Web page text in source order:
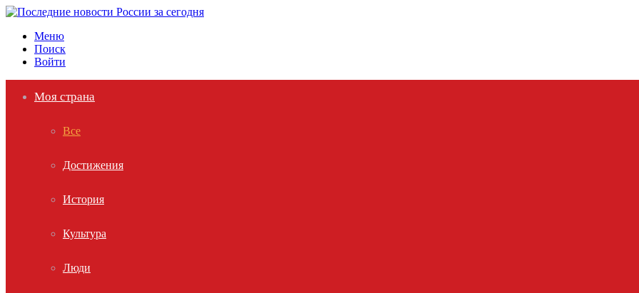
Меню
Поиск
Войти
Моя страна
Все
Достижения
История
Культура
Люди